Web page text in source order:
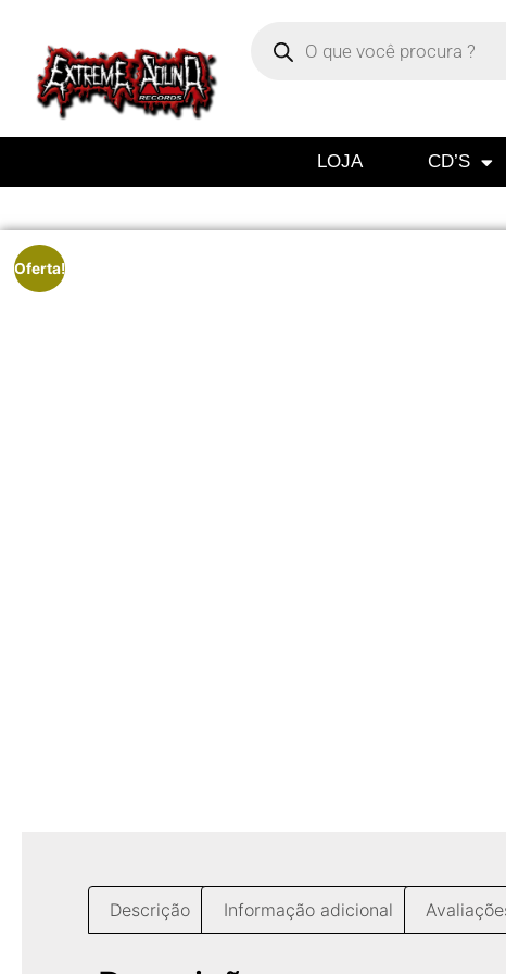
LOJA CD’S
Oferta!
Descrição Informação adicional